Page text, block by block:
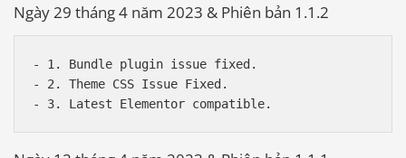
Ngày 29 tháng 4 năm 2023 & Phiên bản 1.1.2
- 1. Bundle plugin issue fixed.
- 2. Theme CSS Issue Fixed.
0903.976.769
Hướng dẫn & Hỗ trợ: